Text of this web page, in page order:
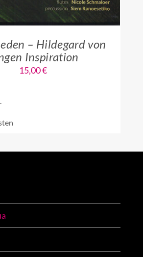
– Hildegard von
Inspiration
15,00€